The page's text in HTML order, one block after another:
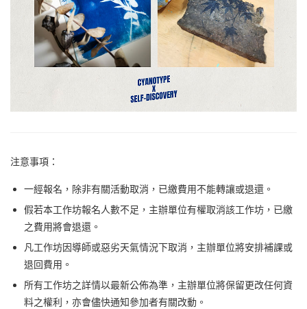
注意事項：
一經報名，除非有關活動取消，已繳費用不能轉讓或退還。
假若本工作坊報名人數不足，主辦單位有權取消該工作坊，已繳
之費用將會退還。
凡工作坊因導師或惡劣天氣情況下取消，主辦單位將安排補課或
退回費用。
所有工作坊之詳情以最新公佈為準，主辦單位將保留更改任何資
料之權利，亦會儘快通知參加者有關改動。